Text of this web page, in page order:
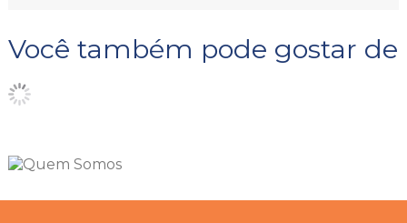
Você também pode gostar de